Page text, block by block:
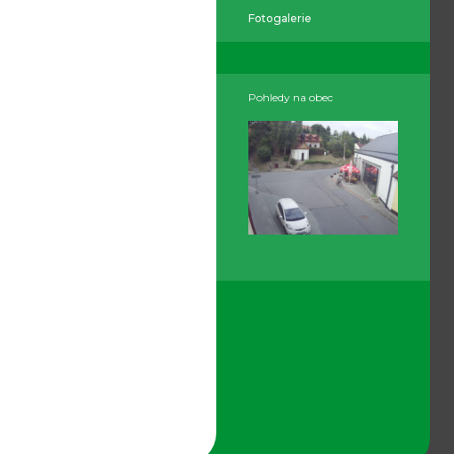
Fotogalerie
Pohledy na obec